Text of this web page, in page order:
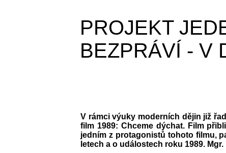
PROJEKT
BEZPRÁVÍ - V
V rámci výuky moderních dějin již
film 1989: Chceme dýchat. Film
jedním z protagonistů tohoto filmu,
letech a o událostech roku 1989.